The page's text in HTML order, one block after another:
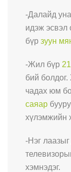
-Далайд
идэж
бүр зуун
-Жил бүр
бий
чадах юм
саяар
хүлэмжийн
-Нэг
хэмнэдэг.